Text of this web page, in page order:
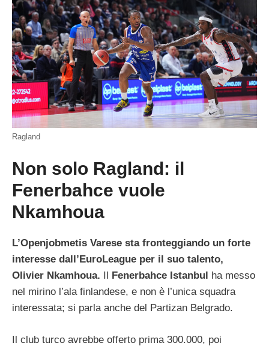
Ragland
Non solo Ragland: il
Fenerbahce vuole
Nkamhoua
L’Openjobmetis Varese sta fronteggiando un forte
interesse dall’EuroLeague per il suo talento,
Olivier Nkamhoua.
Fenerbahce Istanbul
ha messo
nel mirino l’ala finlandese, e non è l’unica squadra
interessata; si parla anche del Partizan Belgrado.
Il club turco avrebbe offerto prima 300.000, poi